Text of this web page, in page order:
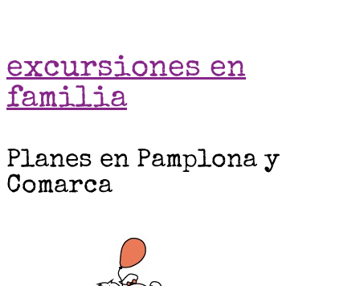
excursiones en
familia
Planes en Pamplona y
Comarca